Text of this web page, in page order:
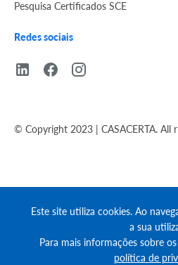
Pesquisa Certificados SCE
Redes sociais
© Copyright 2023 | CASACERTA. All
Este site utiliza cookies. Ao
a sua
Para mais informações sobre
política de